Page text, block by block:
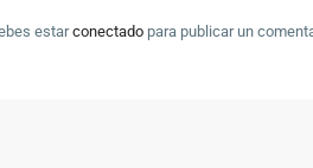
estarconectado para publicar un